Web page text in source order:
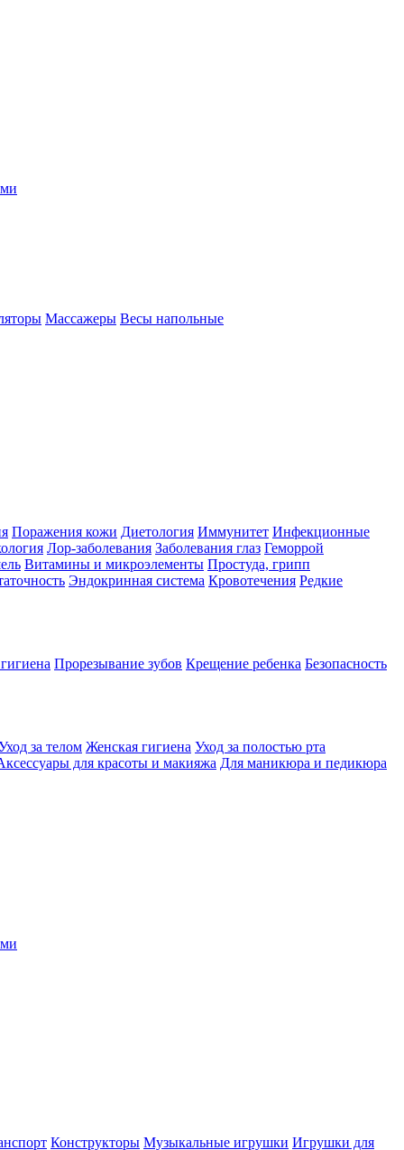
Массажеры Весы напольные
Поражения кожи Диетология Иммунитет Инфекционные
Лор-заболевания Заболевания глаз Геморрой
Витамины и микроэлементы Простуда, грипп
Эндокринная система Кровотечения Редкие
Прорезывание зубов Крещение ребенка Безопасность
за телом Женская гигиена Уход за полостью рта
для красоты и макияжа Для маникюра и педикюра
Конструкторы Музыкальные игрушки Игрушки для